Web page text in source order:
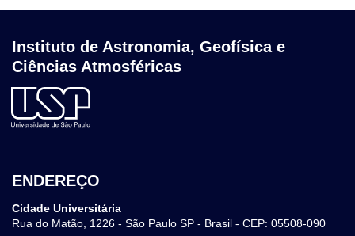
Instituto de Astronomia, Geofísica e
Ciências Atmosféricas
ENDEREÇO
Cidade Universitária
Rua do Matão, 1226 - São Paulo SP - Brasil - CEP: 05508-090